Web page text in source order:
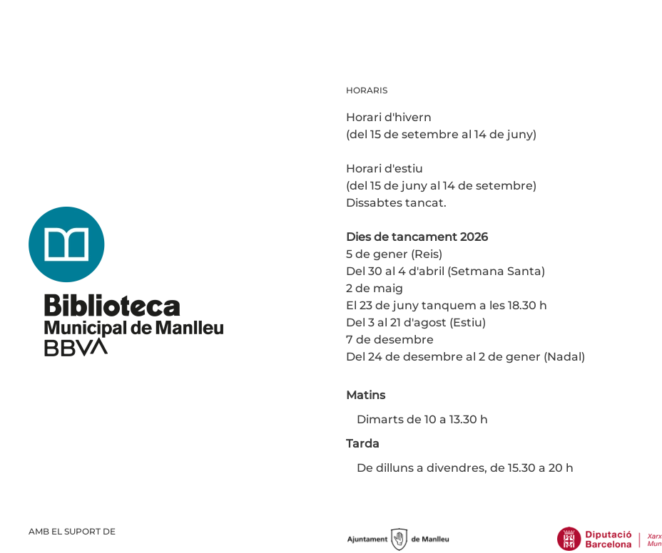
HORARIS
Horari d'hivern
(del 15 de setembre al 14 de juny)
Horari d'estiu
(del 15 de juny al 14 de setembre)
Dissabtes tancat.
Dies de tancament 2026
5 de gener (Reis)
Del 30 al 4 d'abril (Setmana Santa)
2 de maig
El 23 de juny tanquem a les 18.30 h
Del 3 al 21 d'agost (Estiu)
7 de desembre
Del 24 de desembre al 2 de gener (Nadal)
Matins
Dimarts de 10 a 13.30 h
Tarda
De dilluns a divendres, de 15.30 a 20 h
AMB EL SUPORT DE